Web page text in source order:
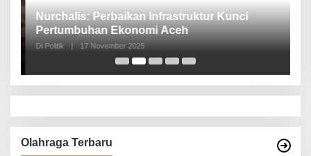
Nurchalis: Perbaikan Infrastruktur Kunci
Pertumbuhan Ekonomi Aceh
Di Politik 17 November 2025
Olahraga Terbaru